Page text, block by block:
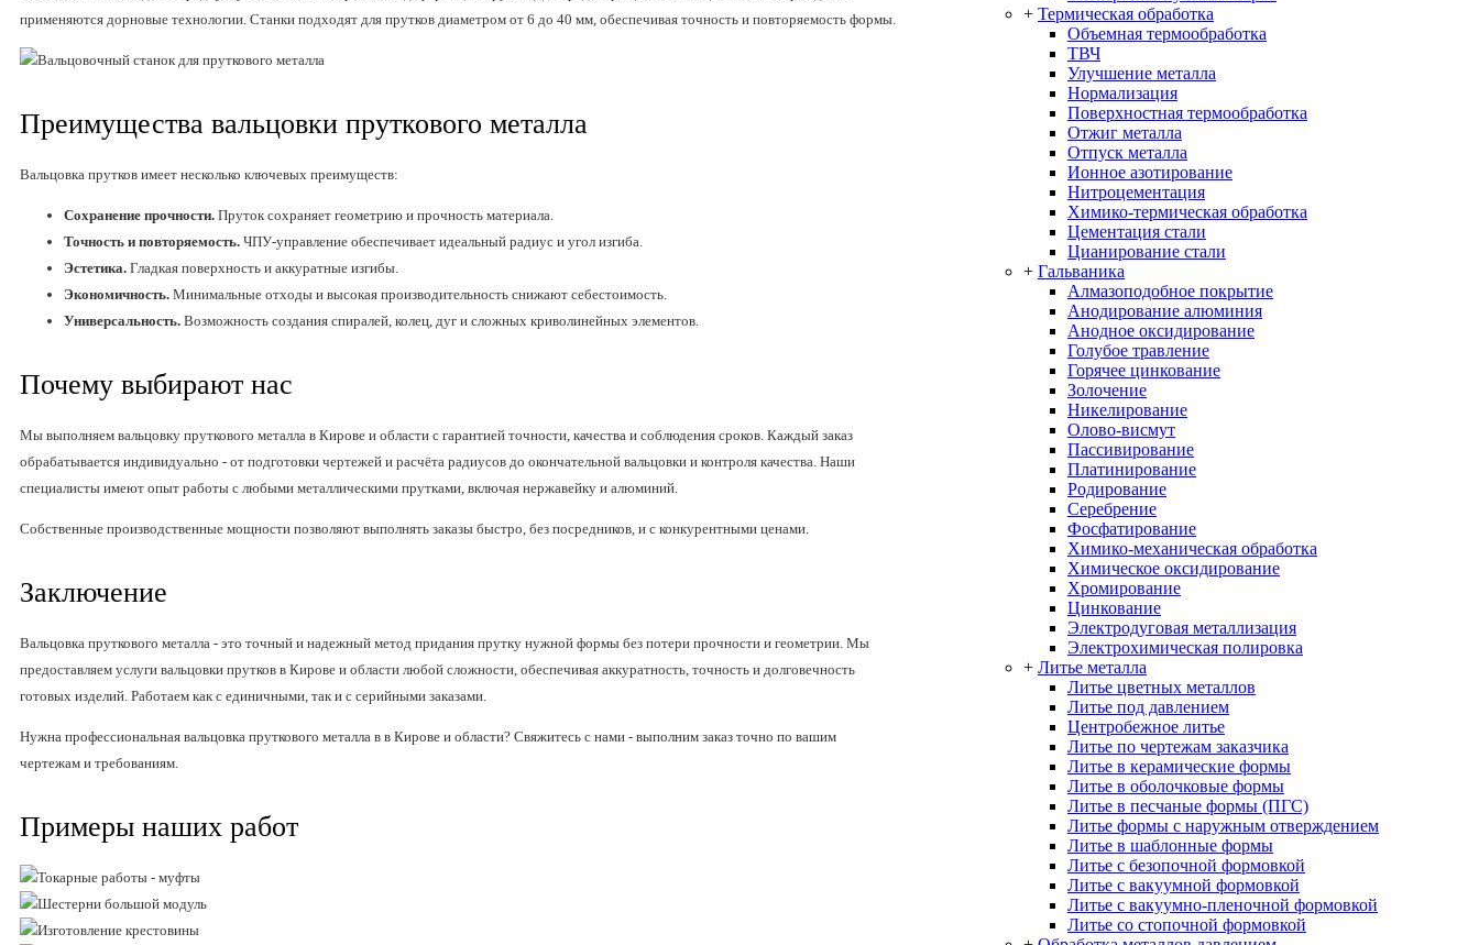
применяются дорновые технологии. Станки подходят для прутков диаметром от 6 до 40 мм, обеспечивая точность и повторяемость формы.
Преимущества вальцовки пруткового металла
Вальцовка прутков имеет несколько ключевых преимуществ:
Сохранение прочности. Пруток сохраняет геометрию и прочность материала.
Точность и повторяемость. ЧПУ-управление обеспечивает идеальный радиус и угол изгиба.
Эстетика. Гладкая поверхность и аккуратные изгибы.
Экономичность. Минимальные отходы и высокая производительность снижают себестоимость.
Универсальность. Возможность создания спиралей, колец, дуг и сложных криволинейных элементов.
Почему выбирают нас
Мы выполняем вальцовку пруткового металла в Кирове и области с гарантией точности, качества и соблюдения сроков. Каждый заказ
обрабатывается индивидуально - от подготовки чертежей и расчёта радиусов до окончательной вальцовки и контроля качества. Наши
специалисты имеют опыт работы с любыми металлическими прутками, включая нержавейку и алюминий.
Собственные производственные мощности позволяют выполнять заказы быстро, без посредников, и с конкурентными ценами.
Заключение
Вальцовка пруткового металла - это точный и надежный метод придания прутку нужной формы без потери прочности и геометрии. Мы
предоставляем услуги вальцовки прутков в Кирове и области любой сложности, обеспечивая аккуратность, точность и долговечность
готовых изделий. Работаем как с единичными, так и с серийными заказами.
Нужна профессиональная вальцовка пруткового металла в в Кирове и области? Свяжитесь с нами - выполним заказ точно по вашим
чертежам и требованиям.
Примеры наших работ
+ Термическая обработка
Объемная термообработка
ТВЧ
Улучшение металла
Нормализация
Поверхностная термообработка
Отжиг металла
Отпуск металла
Ионное азотирование
Нитроцементация
Химико-термическая обработка
Цементация стали
Цианирование стали
+ Гальваника
Алмазоподобное покрытие
Анодирование алюминия
Анодное оксидирование
Голубое травление
Горячее цинкование
Золочение
Никелирование
Олово-висмут
Пассивирование
Платинирование
Родирование
Серебрение
Фосфатирование
Химико-механическая обработка
Химическое оксидирование
Хромирование
Цинкование
Электродуговая металлизация
Электрохимическая полировка
+ Литье металла
Литье цветных металлов
Литье под давлением
Центробежное литье
Литье по чертежам заказчика
Литье в керамические формы
Литье в оболочковые формы
Литье в песчаные формы (ПГС)
Литье формы с наружным отверждением
Литье в шаблонные формы
Литье с безопочной формовкой
Литье с вакуумной формовкой
Литье с вакуумно-пленочной формовкой
Литье со стопочной формовкой